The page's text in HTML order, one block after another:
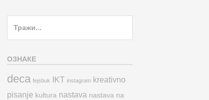
ОЗНАКЕ
deca fejsbuk IKT instagram kreativno
pisanje kultura nastava nastava na